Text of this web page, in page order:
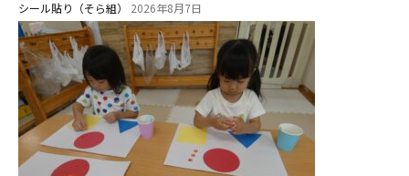
シール貼り（そら組） 2026年8月7日